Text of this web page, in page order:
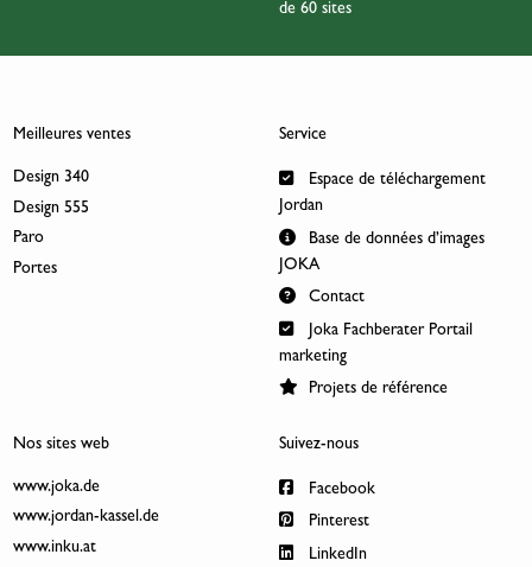
de 60 sites
Meilleures ventes
Design 340
Design 555
Paro
Portes
Service
Espace de téléchargement
Jordan
Base de données d’images
JOKA
Contact
Joka Fachberater Portail
marketing
Projets de référence
Nos sites web
www.joka.de
www.jordan-kassel.de
www.inku.at
Suivez-nous
Facebook
Pinterest
LinkedIn